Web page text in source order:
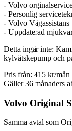
- Volvo orginalservice
- Personlig
- Volvo Vägassistans
- Uppdaterad
Detta ingår inte:
kylvätskepump och
Pris från: 415 kr/mån
Gäller 36 månaders
Volvo Original
Samma avtal som